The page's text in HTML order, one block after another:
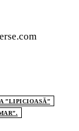
”LIPICIOASĂ”